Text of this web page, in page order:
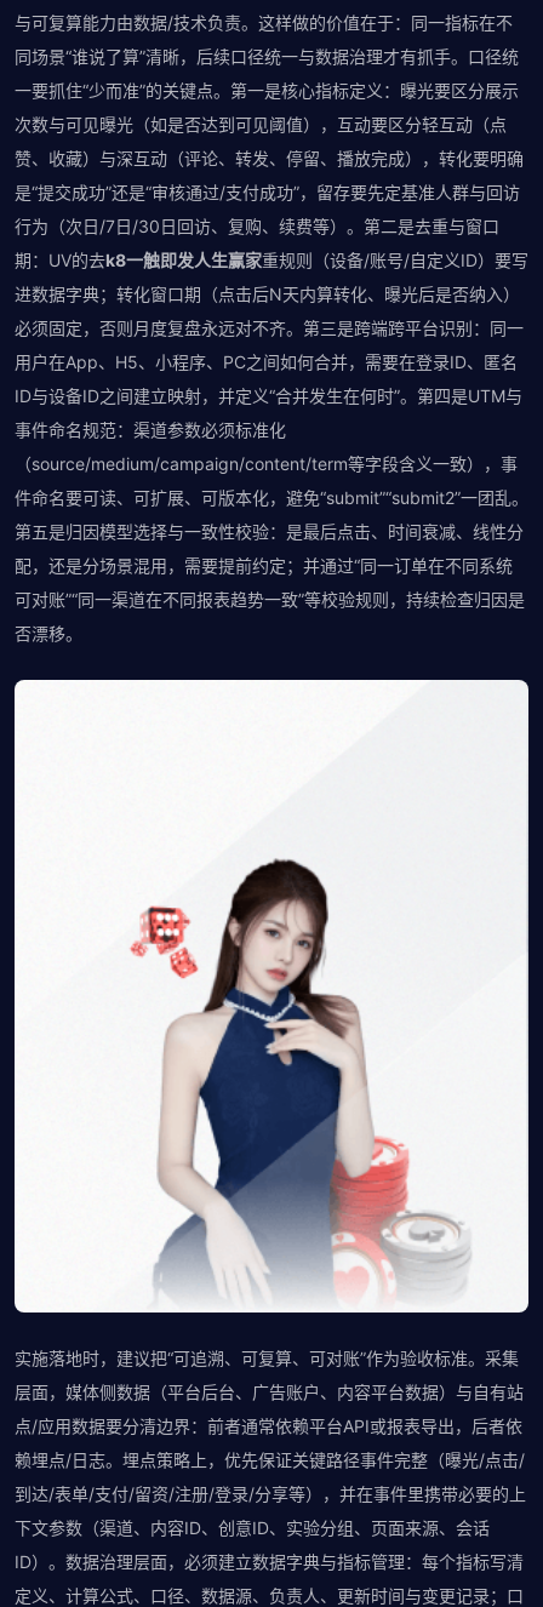
与可复算能力由数据/技术负责。这样做的价值在于：同一指标在不
同场景“谁说了算”清晰，后续口径统一与数据治理才有抓手。口径统
一要抓住“少而准”的关键点。第一是核心指标定义：曝光要区分展示
次数与可见曝光（如是否达到可见阈值），互动要区分轻互动（点
赞、收藏）与深互动（评论、转发、停留、播放完成），转化要明确
是“提交成功”还是“审核通过/支付成功”，留存要先定基准人群与回访
行为（次日/7日/30日回访、复购、续费等）。第二是去重与窗口
期：UV的去k8一触即发人生赢家重规则（设备/账号/自定义ID）要写
进数据字典；转化窗口期（点击后N天内算转化、曝光后是否纳入）
必须固定，否则月度复盘永远对不齐。第三是跨端跨平台识别：同一
用户在App、H5、小程序、PC之间如何合并，需要在登录ID、匿名
ID与设备ID之间建立映射，并定义“合并发生在何时”。第四是UTM与
事件命名规范：渠道参数必须标准化
（source/medium/campaign/content/term等字段含义一致），事
件命名要可读、可扩展、可版本化，避免“submit”“submit2”一团乱。
第五是归因模型选择与一致性校验：是最后点击、时间衰减、线性分
配，还是分场景混用，需要提前约定；并通过“同一订单在不同系统
可对账”“同一渠道在不同报表趋势一致”等校验规则，持续检查归因是
否漂移。
实施落地时，建议把“可追溯、可复算、可对账”作为验收标准。采集
层面，媒体侧数据（平台后台、广告账户、内容平台数据）与自有站
点/应用数据要分清边界：前者通常依赖平台API或报表导出，后者依
赖埋点/日志。埋点策略上，优先保证关键路径事件完整（曝光/点击/
到达/表单/支付/留资/注册/登录/分享等），并在事件里携带必要的上
下文参数（渠道、内容ID、创意ID、实验分组、页面来源、会话
ID）。数据治理层面，必须建立数据字典与指标管理：每个指标写清
定义、计算公式、口径、数据源、负责人、更新时间与变更记录；口